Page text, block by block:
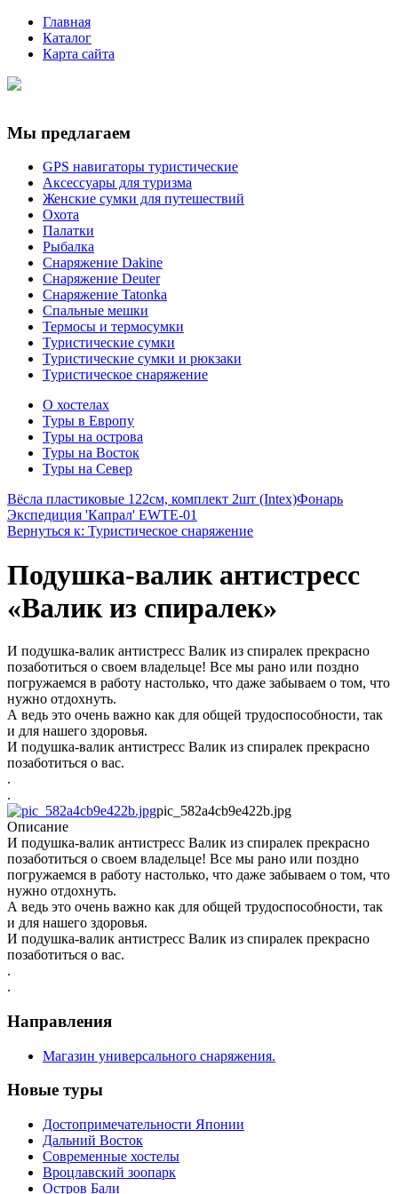
Главная
Каталог
Карта сайта
Мы предлагаем
GPS навигаторы туристические
Аксессуары для туризма
Женские сумки для путешествий
Охота
Палатки
Рыбалка
Снаряжение Dakine
Снаряжение Deuter
Снаряжение Tatonka
Спальные мешки
Термосы и термосумки
Туристические сумки
Туристические сумки и рюкзаки
Туристическое снаряжение
О хостелах
Туры в Европу
Туры на острова
Туры на Восток
Туры на Север
Вёсла пластиковые 122см, комплект 2шт (Intex)Фонарь
Экспедиция 'Капрал' EWTE-01
Вернуться к: Туристическое снаряжение
Подушка-валик антистресс
«Валик из спиралек»
И подушка-валик антистресс Валик из спиралек прекрасно
позаботиться о своем владельце! Все мы рано или поздно
погружаемся в работу настолько, что даже забываем о том, что
нужно отдохнуть.
А ведь это очень важно как для общей трудоспособности, так
и для нашего здоровья.
И подушка-валик антистресс Валик из спиралек прекрасно
позаботиться о вас.
.
.
pic_582a4cb9e422b.jpg
Описание
И подушка-валик антистресс Валик из спиралек прекрасно
позаботиться о своем владельце! Все мы рано или поздно
погружаемся в работу настолько, что даже забываем о том, что
нужно отдохнуть.
А ведь это очень важно как для общей трудоспособности, так
и для нашего здоровья.
И подушка-валик антистресс Валик из спиралек прекрасно
позаботиться о вас.
.
.
Направления
Магазин универсального снаряжения.
Новые туры
Достопримечательности Японии
Дальний Восток
Современные хостелы
Вроцлавский зоопарк
Остров Бали